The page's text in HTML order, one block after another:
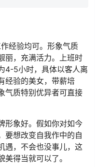
经验均可。形象气质
丽，充满活力。上班时
4-5小时，具体以客人离
经验的美女，带薪培
气质特别优异者可直接
形象好。假如你对如今
要想改变自我作中的自
遇，不会也没事儿，这
得当就可以了。